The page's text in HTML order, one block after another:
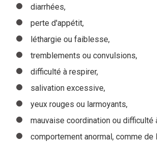
diarrhées,
perte d'appétit,
léthargie ou faiblesse,
tremblements ou convulsions,
difficulté à respirer,
salivation excessive,
yeux rouges ou larmoyants,
mauvaise coordination ou difficulté
comportement anormal, comme de